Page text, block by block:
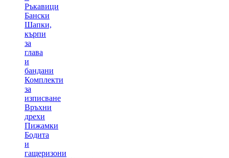
Ръкавици
Бански
Шапки,
кърпи
за
глава
и
бандани
Комплекти
за
изписване
Връхни
дрехи
Пижамки
Бодита
и
гащеризони